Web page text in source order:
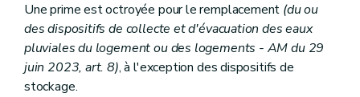
Une prime est octroyée pour le remplacement (du ou
des dispositifs de collecte et d'évacuation des eaux
pluviales du logement ou des logements - AM du 29
juin 2023, art. 8), à l'exception des dispositifs de
stockage.